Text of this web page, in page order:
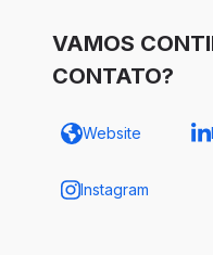
VAMOS
CONTATO?
Website
Instagram